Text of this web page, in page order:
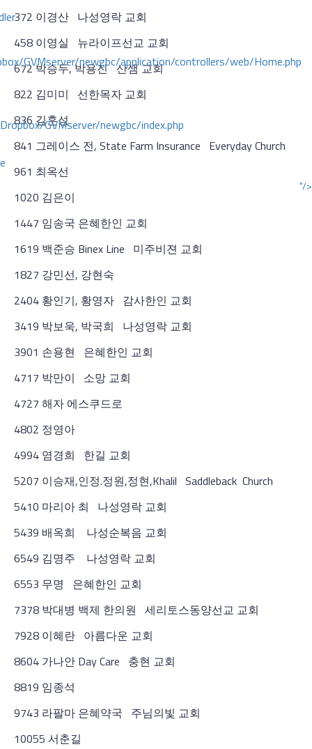
GVMserver/newgbc/application/controllers/web/Home.php
GVMserver/newgbc/index.php
"/>
372 이경산 나성영락 교회
458 이영실 뉴라이프선교 교회
672 박승두, 박용진 산샘 교회
822 김미미 선한목자 교회
836 김훈성
841 그레이스 전, State Farm Insurance Everyday Church
961 최옥선
1020 김은이
1447 임송국 은혜한인 교회
1619 백준승 Binex Line 미주비젼 교회
1827 강민선, 강현숙
2404 황인기, 황영자 감사한인 교회
3419 박보욱, 박국희 나성영락 교회
3901 손용현 은혜한인 교회
4717 박만이 소망 교회
4727 해자 에스쿠드로
4802 정영아
4994 염경희 한길 교회
5207 이승재,인정.정원,정현,Khalil Saddleback Church
5410 마리아 최 나성영락 교회
5439 배옥희 나성순복음 교회
6549 김명주 나성영락 교회
6553 무명 은혜한인 교회
7378 박대병 백제 한의원 세리토스동양선교 교회
7928 이혜란 아름다운 교회
8604 가나안 Day Care 충현 교회
8819 임종석
9743 라팔마 은혜약국 주님의빛 교회
10055 서춘길